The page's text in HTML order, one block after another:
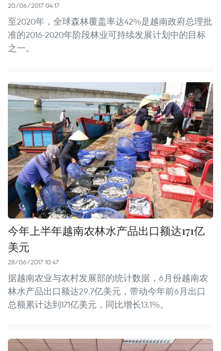
20/06/2017 04:17
至2020年，全球森林覆盖率达42%是越南政府总理批
准的2016-2020年阶段林业可持续发展计划中的目标
之一。
今年上半年越南农林水产品出口额达171亿
美元
28/06/2017 10:47
据越南农业与农村发展部的统计数据，6月份越南农
林水产品出口额达29.7亿美元，带动今年前6月出口
总额累计达到171亿美元，同比增长13.1%。